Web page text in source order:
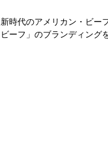
新時代のアメリカン・ビー
ビーフ」のブランディング